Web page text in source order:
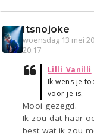
Itsnojoke
woensdag 13 mei
20:17
Lilli_Vanilli
Ik wens je
voor je is.
Mooi gezegd.
Ik zou dat haar
best wat ik zou